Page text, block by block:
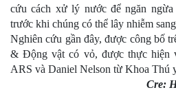
cứu cách xử lý nước để ngăn ngừa
trước khi chúng có thể lây nhiễm
Nghiên cứu gần đây, được công bố
& Động vật có vỏ, được thực hiện
ARS và Daniel Nelson từ Khoa Thú
Cre: